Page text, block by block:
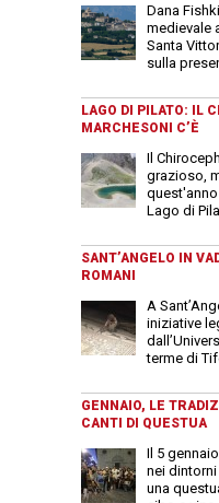
Dana
medievale
Santa
sulla
LAGO DI PILATO: IL
MARCHESONI C’È
Il
grazioso,
quest'anno
Lago di
SANT’ANGELO IN
ROMANI
A
iniziative
terme di
GENNAIO, LE
CANTI DI QUESTUA
Il 5
nei
una